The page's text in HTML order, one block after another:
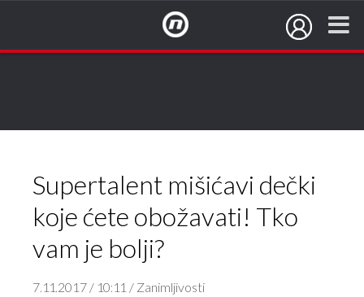
Supertalent mišićavi dečki
koje ćete obožavati! Tko
vam je bolji?
7.11.2017 / 10:11 / Zanimljivosti